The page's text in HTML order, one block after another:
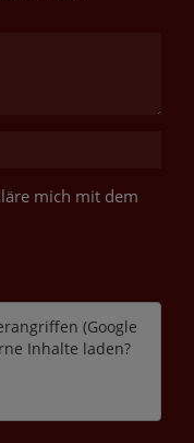
mich mit dem
(Google
Inhalte laden?